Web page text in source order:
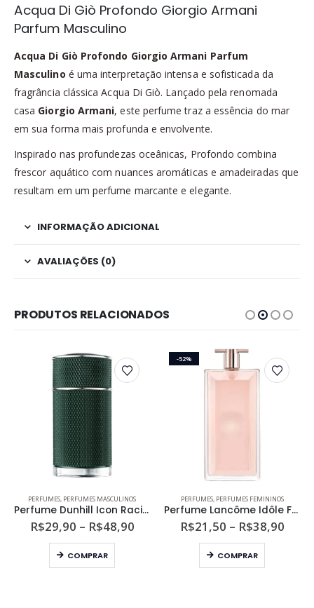
Acqua Di Giò Profondo Giorgio Armani
Parfum Masculino
Acqua Di Giò Profondo Giorgio Armani Parfum
Masculino é uma interpretação intensa e sofisticada da
fragrância clássica Acqua Di Giò. Lançado pela renomada
casa Giorgio Armani, este perfume traz a essência do mar
em sua forma mais profunda e envolvente.
Inspirado nas profundezas oceânicas, Profondo combina
frescor aquático com nuances aromáticas e amadeiradas que
resultam em um perfume marcante e elegante.
INFORMAÇÃO ADICIONAL
AVALIAÇÕES (0)
PRODUTOS RELACIONADOS
Este produto tem várias variantes. As opções podem ser escolhidas na página do produto
PERFUMES, PERFUMES MASCULINOS
Perfume Dunhill Icon Racing Masculino Eau de Parfum
R$29,90 – R$48,90Faixa
COMPRAR
Este produto tem várias variantes. As opções podem ser escolhidas na página do produto
-52%
Este produto tem várias variantes. As opções podem ser escolhidas na página do produto
PERFUMES, PERFUMES FEMININOS
Perfume Lancôme Idôle Feminino Eau de Parfum
R$21,50 – R$38,90Faixa
COMPRAR
Este produto tem várias variantes. As opções podem ser escolhidas na página do produto